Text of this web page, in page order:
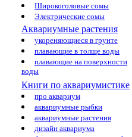
Широкоголовые сомы
Электрические сомы
Аквариумные растения
укореняющиеся в грунте
плавающие в толще воды
плавающие на поверхности
воды
Книги по аквариумистике
про аквариум
аквариумные рыбки
аквариумные растения
дизайн аквариума